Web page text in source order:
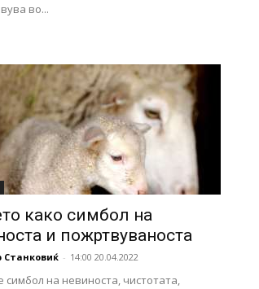
во...
како симбол на
и пожртвуваноста
Станковиќ - 14:00 20.04.2022
симбол на невиноста, чистотата,